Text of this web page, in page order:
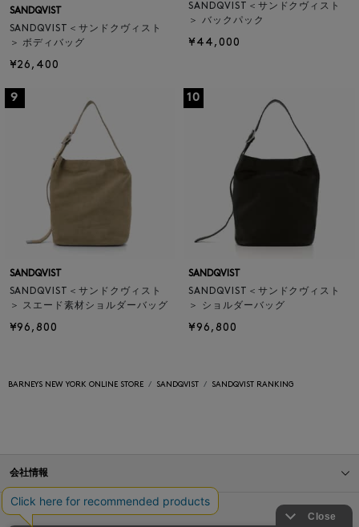
SANDQVIST
SANDQVIST＜サンドクヴィスト
＞ ボディバッグ
¥26,400
SANDQVIST＜サンドクヴィスト
＞ バックパック
¥44,000
9
SANDQVIST
SANDQVIST＜サンドクヴィスト
＞ スエード素材ショルダーバッグ
¥96,800
10
SANDQVIST
SANDQVIST＜サンドクヴィスト
＞ ショルダーバッグ
¥96,800
BARNEYS NEW YORK ONLINE STORE SANDQVIST SANDQVIST RANKING
会社情報
オンラインストアショッピングガイド